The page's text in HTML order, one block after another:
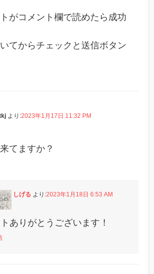
がコメント欄で読めたら成功
てからチェックと送信ボタン
より:2023年1月17日 11:32 PM
てますか？
しげる より:2023年1月18日 6:53 AM
ありがとうございます！